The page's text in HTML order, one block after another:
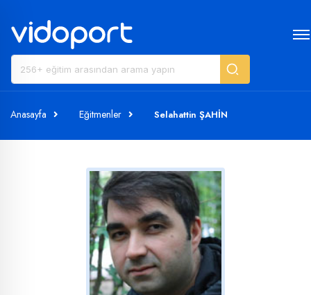
Anasayfa Eğitmenler Selahattin ŞAHİN